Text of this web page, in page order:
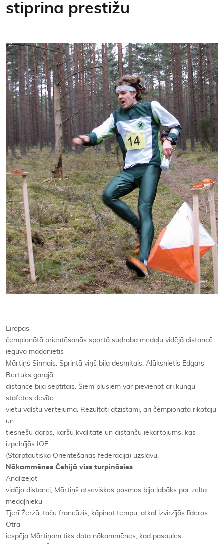
stiprina prestižu
Eiropas
čempionātā orientēšanās sportā sudraba medaļu vidējā distancē
ieguva madonietis
Mārtiņš Sirmais. Sprintā viņš bija desmitais. Alūksnietis Edgars
Bertuks garajā
distancē bija septītais. Šiem plusiem var pievienot arī kungu
stafetes devīto
vietu valstu vērtējumā. Rezultāti atzīstami, arī čempionāta rīkotāju
un
tiesnešu darbs, karšu kvalitāte un distanču iekārtojums, kas
izpelnījās IOF
(Starptautiskā Orientēšanās federācija) uzslavu.
Nākammēnes Čehijā viss turpināsies
Analizējot
vidējo distanci, Mārtiņš atsevišķos posmos bija labāks par zelta
medaļnieku
Tjerī Žeržū, taču francūzis, kāpinot tempu, atkal izvirzījās līderos.
Otra
iespēja Mārtiņam tiks dota nākammēnes, kad pasaules